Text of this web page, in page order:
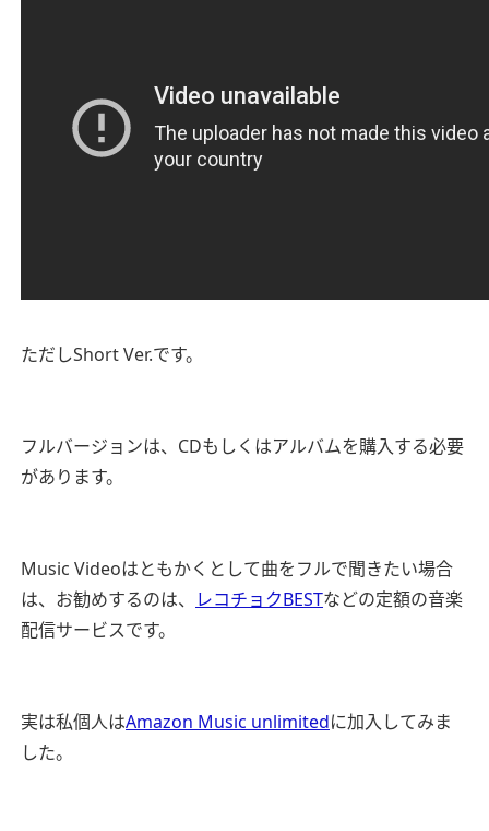
ただしShort Ver.です。
フルバージョンは、CDもしくはアルバムを購入する必要
があります。
Music Videoはともかくとして曲をフルで聞きたい場合
は、お勧めするのは、
レコチョクBESTなどの定額の音楽
配信サービスです。
実は私個人はAmazon Music unlimitedに加入してみま
した。